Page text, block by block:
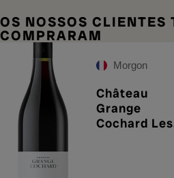
OS NOSSOS CLIENTES
COMPRARAM
Morgon
Château
Grange
Cochard Les